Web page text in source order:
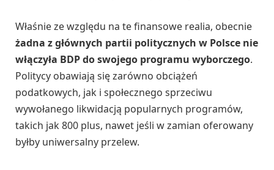
Właśnie ze względu na te finansowe realia, obecnie
żadna z głównych partii politycznych w Polsce nie
włączyła BDP do swojego programu wyborczego.
Politycy obawiają się zarówno obciążeń
podatkowych, jak i społecznego sprzeciwu
wywołanego likwidacją popularnych programów,
takich jak 800 plus, nawet jeśli w zamian oferowany
byłby uniwersalny przelew.